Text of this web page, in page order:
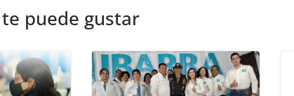
puede gustar